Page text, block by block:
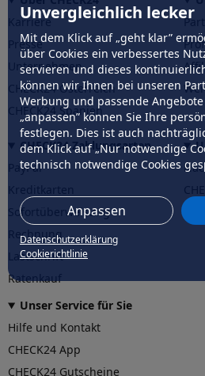
Unvergleichlich lecker
Mit dem Klick auf „geht klar”
über Cookies ein verbessertes
servieren und dieses
können wir Ihnen bei unseren
Werbung und passende
„anpassen” können Sie Ihre
festlegen. Dies ist auch
dem Klick auf „Nur notwendige
technisch notwendige Cookies
Anpassen
Datenschutzerklärung
Cookierichtlinie
Karriere
Presse
Unternehmen
CHECK24 Österreich
CHECK24 Spanien
CHECK24 Zahlungsarten
PayPal
Sofortüberweisung
Rechnung
Lastschrift
Ratenkauf
Unser Service für Sie
Hilfe und Kontakt
CHECK24 App
CHECK24 Gutscheine